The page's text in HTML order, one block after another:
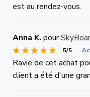
est au rendez-vous.
Anna K. pour
5/5
Ravie de cet achat
client a été d'une